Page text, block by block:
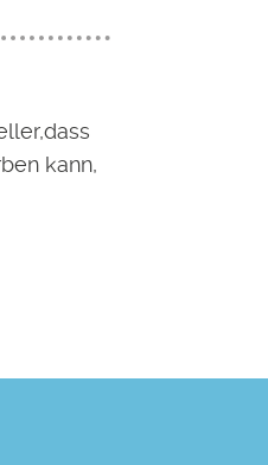
kann,